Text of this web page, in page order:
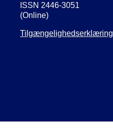
ISSN 2446-3051
(Online)
Tilgængelighedserklæring